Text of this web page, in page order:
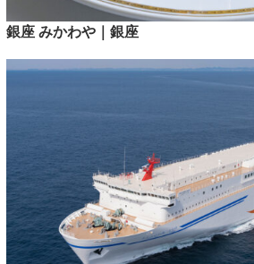
銀座 みかわや｜銀座